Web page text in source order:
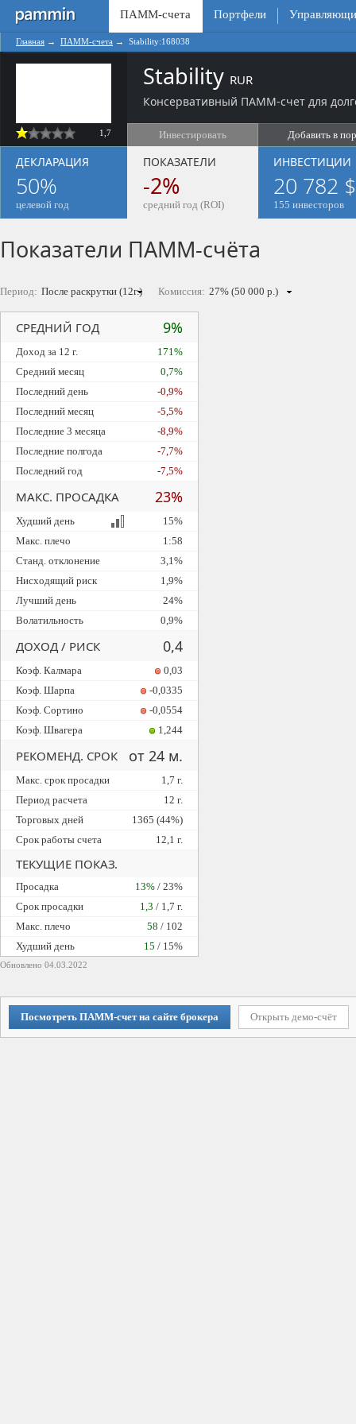
ПАММ-счета Портфели
Главная → ПАММ-счета → Stability:168038
1,7
Stability RUR
Консервативный ПАММ-счет для
Инвестировать Добавить в
ДЕКЛАРАЦИЯ
50%
целевой год
ПОКАЗАТЕЛИ
-2%
средний год (ROI)
ИНВЕСТИЦИИ
20 782 $
155 инвесторов
Показатели ПАММ-счёта
Период: Комиссия:
Обновлено 04.03.2022
СРЕДНИЙ ГОД 9%
Доход за 12 г.
171%
Средний месяц
0,7%
Последний день
-0,9%
Последний месяц
-5,5%
Последние 3 месяца
-8,9%
Последние полгода
-7,7%
Последний год
-7,5%
МАКС. ПРОСАДКА 23%
Худший день
15%
Макс. плечо
1:58
Станд. отклонение
3,1%
Нисходящий риск
1,9%
Лучший день
24%
Волатильность
0,9%
ДОХОД / РИСК 0,4
Коэф. Калмара
0,03
Коэф. Шарпа
-0,0335
Коэф. Сортино
-0,0554
Коэф. Швагера
1,244
РЕКОМЕНД. СРОК от 24 м.
Макс. срок просадки
1,7 г.
Период расчета
12 г.
Торговых дней
1365 (44%)
Срок работы счета
12,1 г.
ТЕКУЩИЕ ПОКАЗ.
Просадка 13% / 23%
Cрок просадки
1,3 / 1,7 г.
Макс. плечо
58 / 102
Худший день
15 / 15%
Посмотреть ПАММ-счет на сайте брокера Открыть демо-счёт